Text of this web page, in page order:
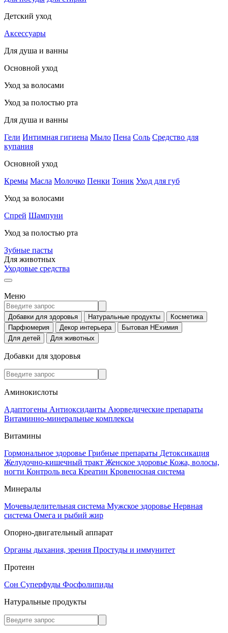
Детский уход
Аксессуары
Для душа и ванны
Основной уход
Уход за волосами
Уход за полостью рта
Для душа и ванны
Гели Интимная гигиена Мыло Пена Соль Средство для
купания
Основной уход
Кремы Масла Молочко Пенки Тоник Уход для губ
Уход за волосами
Спрей Шампуни
Уход за полостью рта
Зубные пасты
Для животных
Уходовые средства
Меню
Добавки для здоровья Натуральные продукты
Косметика
Парфюмерия
Декор интерьера
Бытовая НЕхимия
Для детей
Для животных
Добавки для здоровья
Аминокислоты
Адаптогены Антиоксиданты Аюрведические препараты
Витаминно-минеральные комплексы
Витамины
Гормональное здоровье Грибные препараты Детоксикация
Желудочно-кишечный тракт Женское здоровье Кожа, волосы,
ногти Контроль веса Креатин Кровеносная система
Минералы
Мочевыделительная система Мужское здоровье Нервная
система Омега и рыбий жир
Опорно-двигательный аппарат
Органы дыхания, зрения Простуды и иммунитет
Протеин
Сон Суперфуды Фосфолипиды
Натуральные продукты